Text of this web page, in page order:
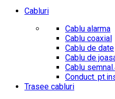
Cabluri
Cablu alarma
Cablu coaxial
Cablu de date
Cablu de
Cablu
Conduct.
Trasee cabluri